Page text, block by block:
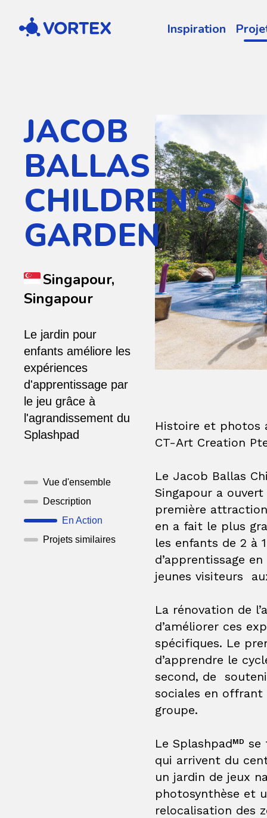
Vortex Inspiration
JACOB
BALLAS
CHILDREN’S
GARDEN
Singapour,
Singapour
Le jardin pour
enfants améliore les
expériences
d'apprentissage par
le jeu grâce à
l'agrandissement du
Splashpad
Vue d'ensemble
Description
En Action
Projets similaires
Histoire et photos
CT-Art Creation
Le Jacob Ballas
Singapour a
première
en a fait le plus
les enfants de 2 à
d’apprentissage
jeunes visiteurs
La rénovation de
d’améliorer ces
spécifiques. Le
d’apprendre le
second, de
sociales en
groupe.
Le SplashpadMD se
qui arrivent du
un jardin de jeux
photosynthèse et
relocalisation des